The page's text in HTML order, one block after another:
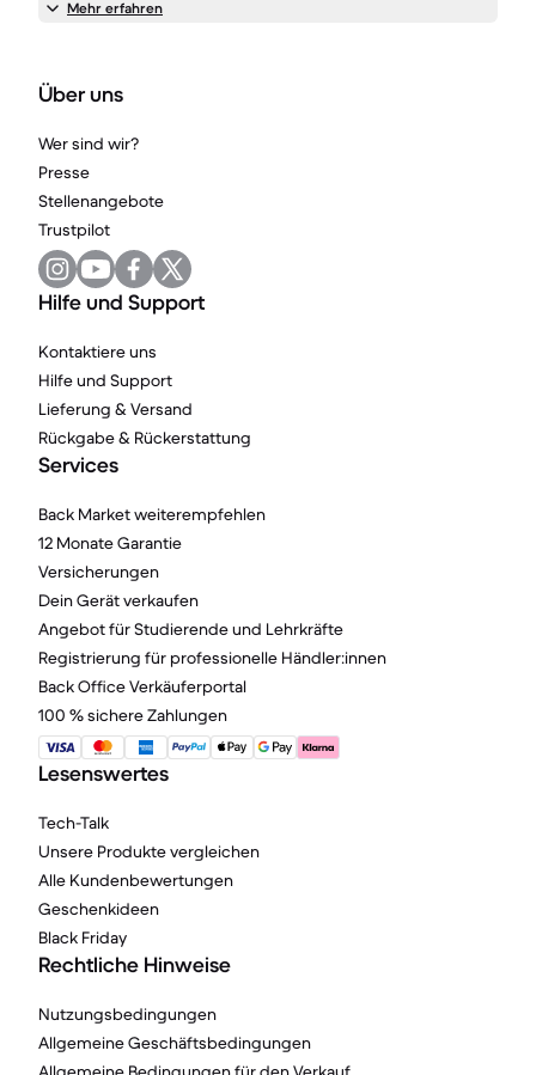
Mehr erfahren
Über uns
Wer sind wir?
Presse
Stellenangebote
Trustpilot
Hilfe und Support
Kontaktiere uns
Hilfe und Support
Lieferung & Versand
Rückgabe & Rückerstattung
Services
Back Market weiterempfehlen
12 Monate Garantie
Versicherungen
Dein Gerät verkaufen
Angebot für Studierende und Lehrkräfte
Registrierung für professionelle Händler:innen
Back Office Verkäuferportal
100 % sichere Zahlungen
Lesenswertes
Tech-Talk
Unsere Produkte vergleichen
Alle Kundenbewertungen
Geschenkideen
Black Friday
Rechtliche Hinweise
Nutzungsbedingungen
Allgemeine Geschäftsbedingungen